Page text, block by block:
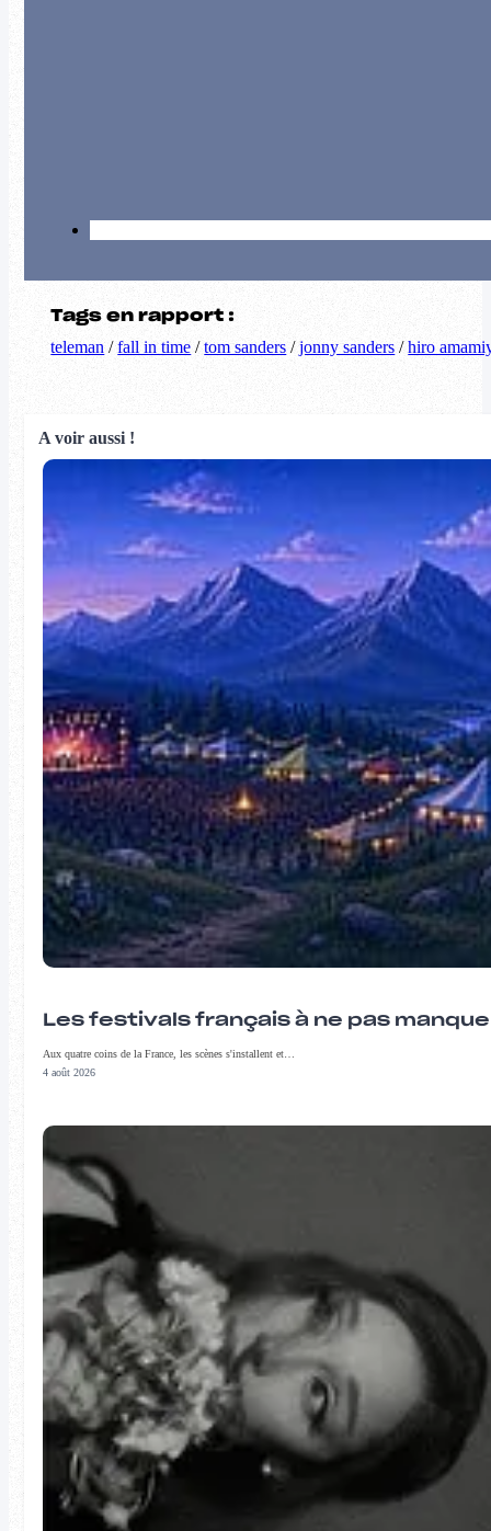
Tags en rapport :
teleman /fall in time /tom sanders /jonny sanders /hiro
A voir aussi !
Les festivals français à ne pas
Aux quatre coins de la France, les scènes s'installent et…
4 août 2026